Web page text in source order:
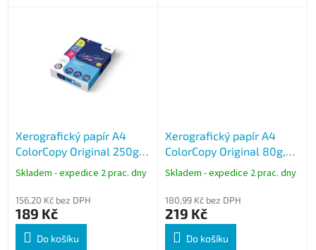
Xerografický papír A4
ColorCopy Original 250g,
125 listů
Skladem - expedice 2 prac. dny
156,20 Kč bez DPH
189 Kč
Do košíku
Xerografický papír A4
ColorCopy Original 80g,
500 listů
Skladem - expedice 2 prac. dny
180,99 Kč bez DPH
219 Kč
Do košíku